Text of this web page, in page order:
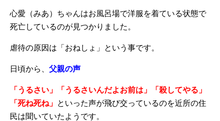
心愛（みあ）ちゃんはお風呂場で洋服を着ている状態で
死亡しているのが見つかりました。
虐待の原因は「おねしょ」という事です。
日頃から、 父親の声
「うるさい」「うるさいんだよお前は」「殺してやる」
「死ね死ね」 といった声が飛び交っているのを近所の住
民は聞いていたようです。